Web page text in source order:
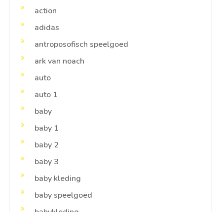
action
adidas
antroposofisch speelgoed
ark van noach
auto
auto 1
baby
baby 1
baby 2
baby 3
baby kleding
baby speelgoed